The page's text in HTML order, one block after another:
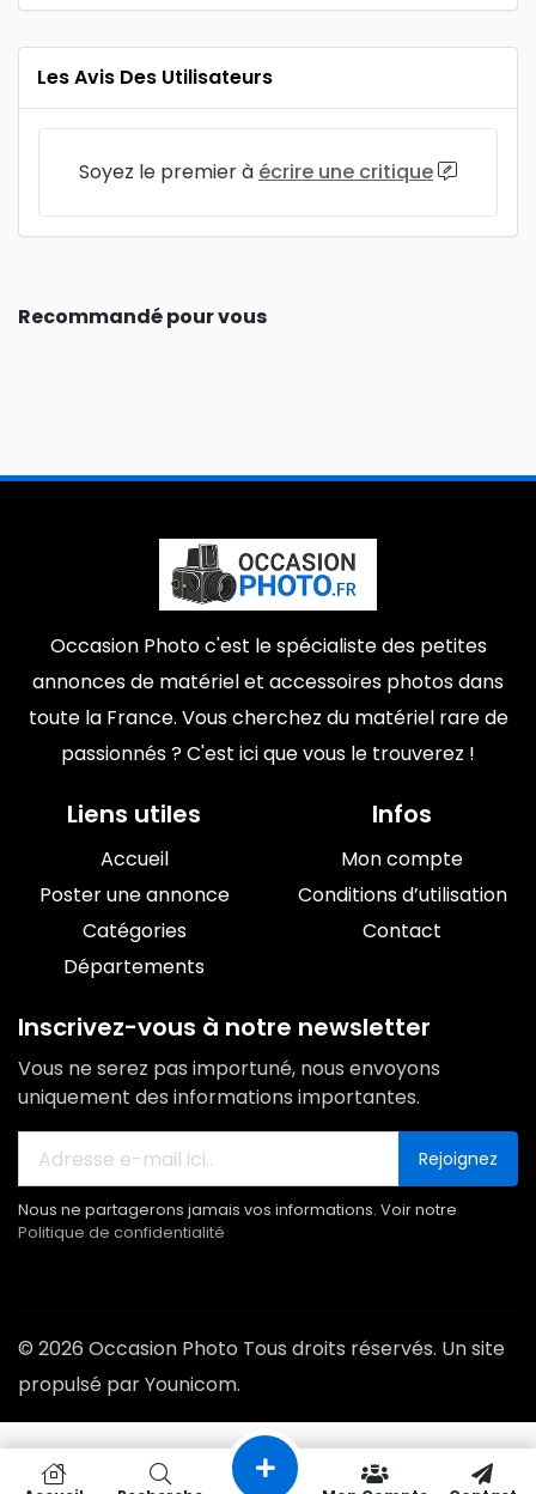
Les Avis Des Utilisateurs
Soyez le premier à écrire une critique
Recommandé pour vous
Occasion Photo c'est le spécialiste des petites
annonces de matériel et accessoires photos dans
toute la France. Vous cherchez du matériel rare de
passionnés ? C'est ici que vous le trouverez !
Liens utiles
Accueil
Poster une annonce
Catégories
Départements
Infos
Mon compte
Conditions d’utilisation
Contact
Inscrivez-vous à notre newsletter
Vous ne serez pas importuné, nous envoyons
uniquement des informations importantes.
Rejoignez
Nous ne partagerons jamais vos informations. Voir notre
Politique de confidentialité
© 2026 Occasion Photo Tous droits réservés. Un site
propulsé par Younicom.